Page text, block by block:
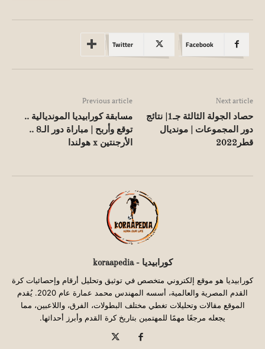
Facebook
Twitter
Previous article
مسابقة كورابيديا المونديالية ..
توقع وأربح | مباراة دور الـ8 ..
الأرجنتين x هولندا
Next article
حصاد الجولة الثالثة جـ1| نتائج
دور المجموعات | مونديال
قطر2022
كورابيديا - koraapedia
كورابيديا هو موقع إلكتروني متخصص في توثيق وتحليل أرقام وإحصائيات كرة
القدم المصرية والعالمية، أسسه المهندس محمد عمارة عام 2020. يُقدم
الموقع مقالات وتحليلات تغطي مختلف البطولات، الفرق، واللاعبين، مما
يجعله مرجعًا مهمًا للمهتمين بتاريخ كرة القدم وأبرز أحداثها.